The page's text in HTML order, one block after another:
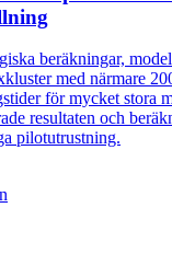
beräkningar,
med närmare
för mycket stora
resultaten och
pilotutrustning.